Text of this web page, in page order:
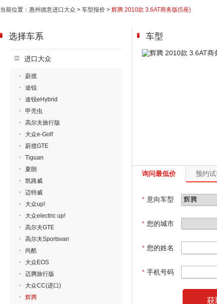
当前位置： 惠州德意进口大众 > 车型报价 > 辉腾 2010款 3.6AT商务版(5座)
选择车系
进口大众
蔚揽
途锐
途锐eHybrid
甲壳虫
高尔夫旅行版
大众e-Golf
蔚揽GTE
Tiguan
夏朗
凯路威
迈特威
大众up!
大众electric up!
高尔夫GTE
高尔夫Sportsvan
尚酷
大众EOS
迈腾旅行版
大众CC(进口)
辉腾
车型
询问最低价 预约
* 意向车型
* 您的城市
* 您的姓名
* 手机号码
获